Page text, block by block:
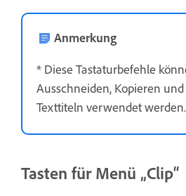
Anmerkung
* Diese Tastaturbefehle
Ausschneiden, Kopieren
Texttiteln verwendet werden.
Tasten für Menü „Clip“